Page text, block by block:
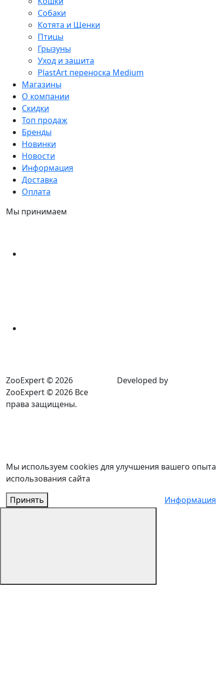
Собаки
Котята и Щенки
Птицы
Грызуны
Уход и защита
PlastArt переноска Medium
Магазины
О компании
Скидки
Топ продаж
Бренды
Новинки
Новости
Информация
Доставка
Оплата
Мы принимаем
ZooExpert © 2026
ZooExpert © 2026 Все
права защищены.
Developed by
Мы используем cookies для улучшения вашего опыта
использования сайта
Принять
Информация